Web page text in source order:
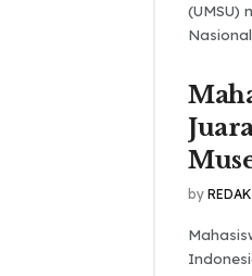
(UMSU)
by